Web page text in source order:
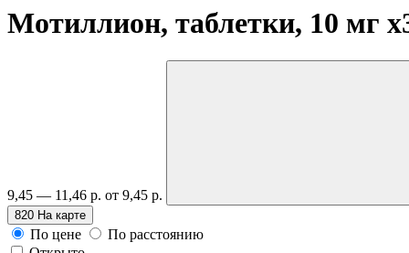
Мотиллион, таблетки, 10 мг
9,45 — 11,46 р. от 9,45 р.
820 На карте
По цене
По расстоянию